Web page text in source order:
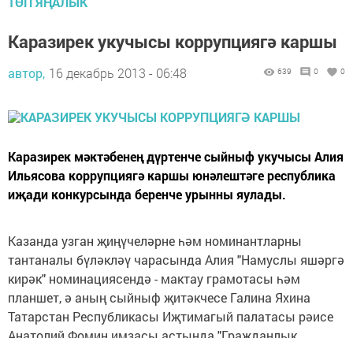
Каразирек укучысы коррупциягә каршы
автор, 16 декабрь 2013 - 06:48 639 0 0
Каразирек мәктәбенең дүртенче сыйныф укучысы Алия
Ильясова коррупциягә каршы юнәлештәге республика
иҗади конкурсында беренче урынны яулады.
Казанда узган җиңүчеләрне һәм номинантларны
тантаналы бүләкләү чарасында Алия "Намуслы яшәргә
кирәк" номинациясендә - мактау грамотасы һәм
планшет, ә аның сыйныф җитәкчесе Галина Яхина
Татарстан Республикасы Иҗтимагый палатасы рәисе